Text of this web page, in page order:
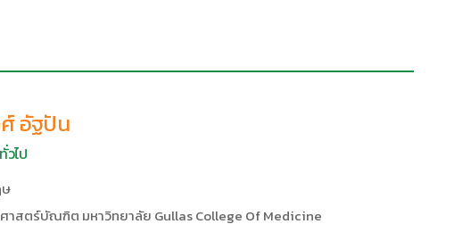
อัฐปัน
วไป
สตร์บัณฑิต มหาวิทยาลัย Gullas College Of Medicine